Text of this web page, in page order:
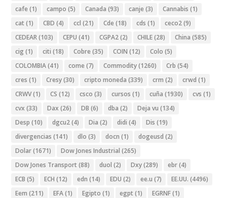
cafe (1) campo (5) Canada (93) canje (3) Cannabis (1)
cat (1) CBD (4) ccl (21) Cde (18) cds (1) ceco2(9)
CEDEAR(103) CEPU (41) CGPA2(2) CHILE(28) China (585)
cig (1) citi (18) Cobre (35) COIN (12) Colo (5)
COLOMBIA(41) come (7) Commodity(1260) Crb (54)
cres (1) Cresy(30) cripto moneda (339) crm (2) crwd (1)
CRWV(1) CS (12) csco (3) cursos (1) cuña (1930) cvs (1)
cvx (33) Dax (26) DB (6) dba (2) Deja vu (134)
Desp (10) dgcu2(4) Dia (2) didi (4) Dis (19)
divergencias (141) dlo (3) docn (1) dogeusd (2)
Dolar(1671) Dow Jones Industrial (265)
Dow Jones Transport (88) duol (2) Dxy(289) ebr(4)
ECB (5) ECH (12) edn (14) EDU (2) ee.u (7) EE.UU. (4496)
Eem (211) EFA(1) Egipto (1) egpt (1) EGRNF(1)